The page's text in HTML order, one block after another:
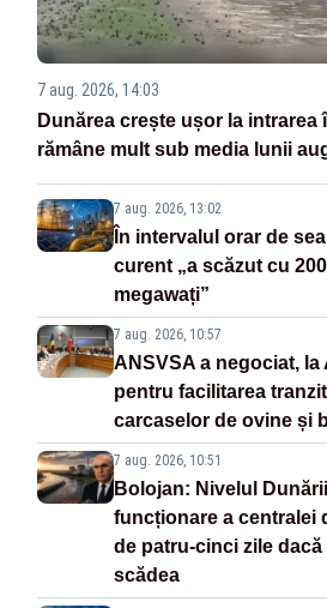
7 aug. 2026, 14:03
Dunărea crește ușor la intrarea
rămâne mult sub media lunii
7 aug. 2026, 13:02
În intervalul orar de
curent „a scăzut cu
megawați”
7 aug. 2026, 10:57
ANSVSA a negociat, la
pentru facilitarea
carcaselor de ovine și
7 aug. 2026, 10:51
Bolojan: Nivelul
funcționare a centralei
de patru-cinci zile
scădea